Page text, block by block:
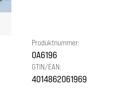
Produktnummer:
OA6196
GTIN/EAN:
4014862061969